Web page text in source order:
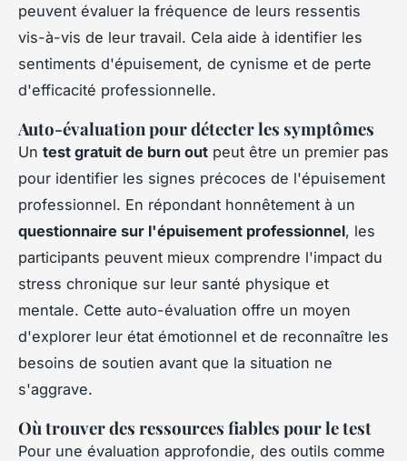
peuvent évaluer la fréquence de leurs ressentis
vis-à-vis de leur travail. Cela aide à identifier les
sentiments d'épuisement, de cynisme et de perte
d'efficacité professionnelle.
Auto-évaluation pour détecter les symptômes
Un test gratuit de burn out peut être un premier pas
pour identifier les signes précoces de l'épuisement
professionnel. En répondant honnêtement à un
questionnaire sur l'épuisement professionnel, les
participants peuvent mieux comprendre l'impact du
stress chronique sur leur santé physique et
mentale. Cette auto-évaluation offre un moyen
d'explorer leur état émotionnel et de reconnaître les
besoins de soutien avant que la situation ne
s'aggrave.
Où trouver des ressources fiables pour le test
Pour une évaluation approfondie, des outils comme